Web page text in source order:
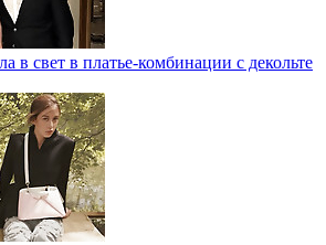
свет в платье-комбинации с декольте